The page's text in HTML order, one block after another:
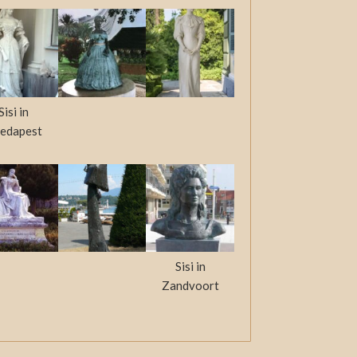
in
Sisi in
Zandvoort